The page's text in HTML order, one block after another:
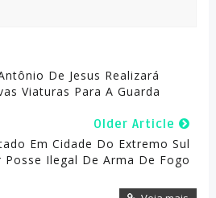
De Jesus Realizará
Viaturas Para A Guarda
Older Article
Em Cidade Do Extremo Sul
Posse Ilegal De Arma De Fogo